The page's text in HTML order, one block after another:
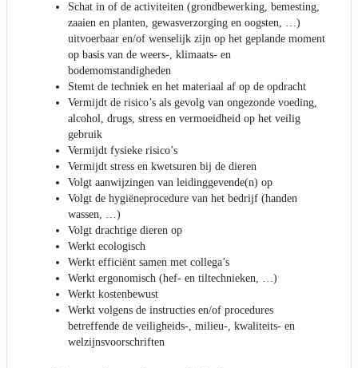
Schat in of de activiteiten (grondbewerking, bemesting,
zaaien en planten, gewasverzorging en oogsten, …)
uitvoerbaar en/of wenselijk zijn op het geplande moment
op basis van de weers-, klimaats- en
bodemomstandigheden
Stemt de techniek en het materiaal af op de opdracht
Vermijdt de risico’s als gevolg van ongezonde voeding,
alcohol, drugs, stress en vermoeidheid op het veilig
gebruik
Vermijdt fysieke risico’s
Vermijdt stress en kwetsuren bij de dieren
Volgt aanwijzingen van leidinggevende(n) op
Volgt de hygiëneprocedure van het bedrijf (handen
wassen, …)
Volgt drachtige dieren op
Werkt ecologisch
Werkt efficiënt samen met collega’s
Werkt ergonomisch (hef- en tiltechnieken, …)
Werkt kostenbewust
Werkt volgens de instructies en/of procedures
betreffende de veiligheids-, milieu-, kwaliteits- en
welzijnsvoorschriften